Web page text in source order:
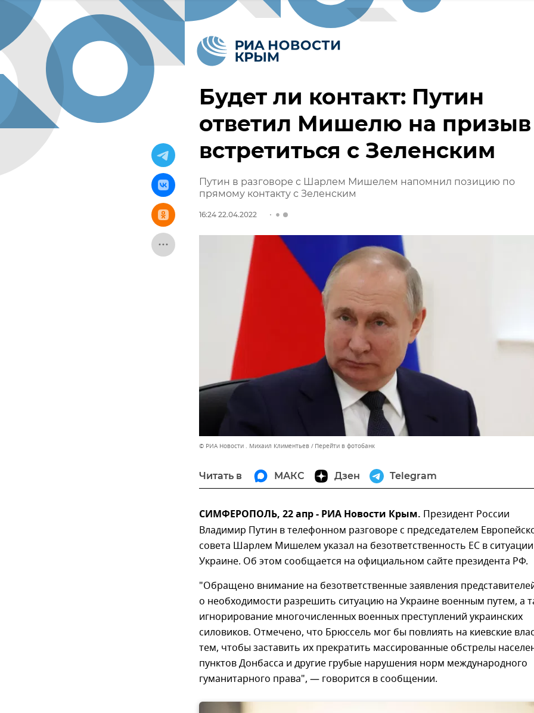
Будет ли контакт: Путин
ответил Мишелю на призыв
встретиться с Зеленским
Путин в разговоре с Шарлем Мишелем напомнил позицию по
прямому контакту с Зеленским
16:24 22.04.2022
© РИА Новости . Михаил Климентьев Перейти в фотобанк
Читать в МАКС Дзен Telegram
СИМФЕРОПОЛЬ, 22 апр - РИА Новости Крым. Президент России
Владимир Путин в телефонном разговоре с председателем
совета Шарлем Мишелем указал на безответственность ЕС в
Украине. Об этом сообщается на официальном сайте президента РФ.
"Обращено внимание на безответственные заявления
о необходимости разрешить ситуацию на Украине военным путем, а
игнорирование многочисленных военных преступлений украинских
силовиков. Отмечено, что Брюссель мог бы повлиять на киевские
тем, чтобы заставить их прекратить массированные обстрелы
пунктов Донбасса и другие грубые нарушения норм международного
гуманитарного права", — говорится в сообщении.